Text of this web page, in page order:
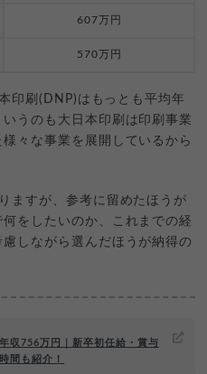
607万円
570万円
印刷(DNP)はもっとも平均年
うのも大日本印刷は印刷事業
々な事業を展開しているから
ますが、参考に留めたほうが
をしたいのか、これまでの経
しながら選んだほうが納得の
収756万円｜新卒初任給・賞与
間も紹介！